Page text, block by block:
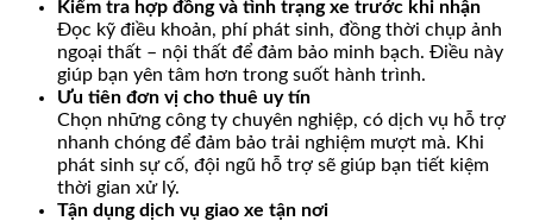
Kiểm tra hợp đồng và tình trạng xe trước khi nhận
Đọc kỹ điều khoản, phí phát sinh, đồng thời chụp ảnh
ngoại thất – nội thất để đảm bảo minh bạch. Điều này
giúp bạn yên tâm hơn trong suốt hành trình.
Ưu tiên đơn vị cho thuê uy tín
Chọn những công ty chuyên nghiệp, có dịch vụ hỗ trợ
nhanh chóng để đảm bảo trải nghiệm mượt mà. Khi
phát sinh sự cố, đội ngũ hỗ trợ sẽ giúp bạn tiết kiệm
thời gian xử lý.
Tận dụng dịch vụ giao xe tận nơi